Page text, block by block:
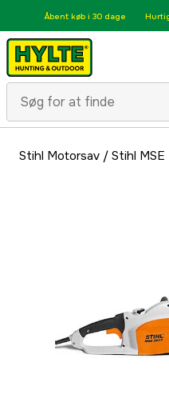
Åbent køb i 30 dage
Stihl Motorsav / Stihl